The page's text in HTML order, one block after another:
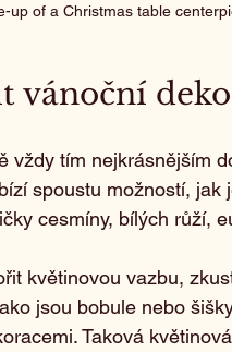
up of a Christmas table
vánoční
vždy tím nejkrásnějším
spoustu možností,
cesmíny, bílých růží,
květinovou vazbu,
jsou bobule nebo
Taková